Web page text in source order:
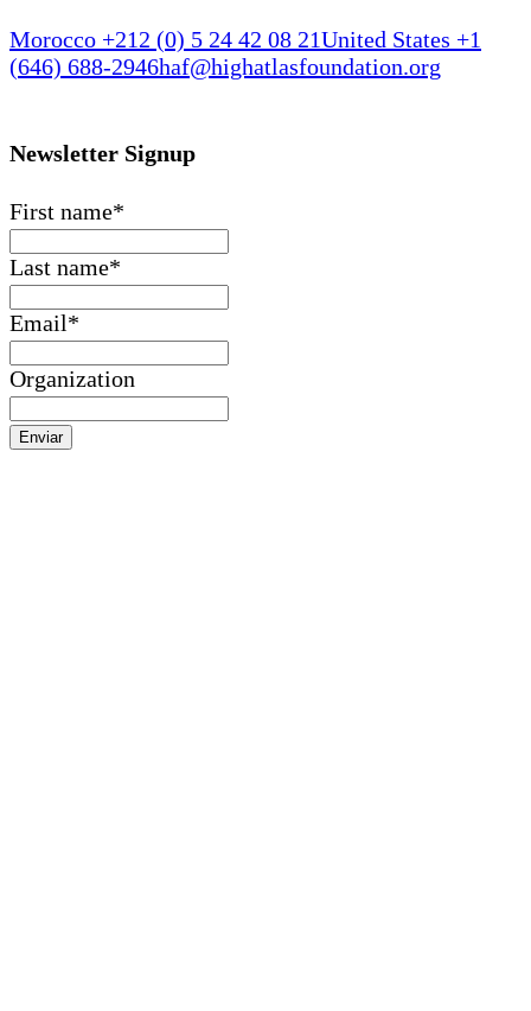
Morocco +212 (0) 5 24 42 08 21United States +1
(646) 688-2946haf@highatlasfoundation.org
Newsletter Signup
First name*
Last name*
Email*
Organization
Enviar